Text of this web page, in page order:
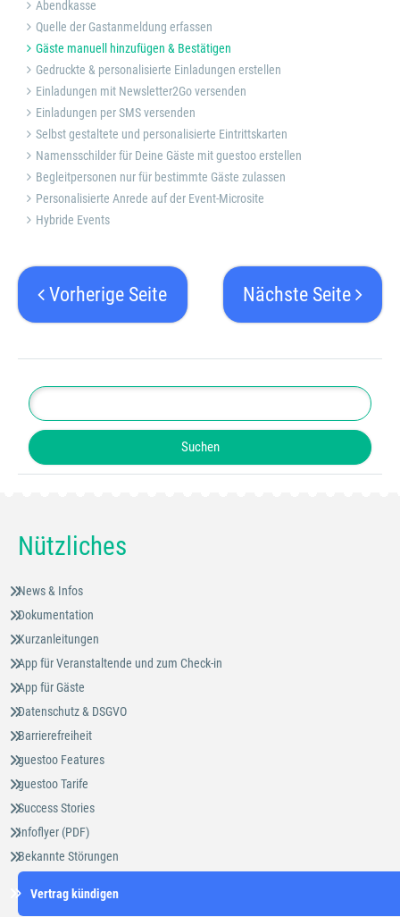
Abendkasse
Quelle der Gastanmeldung erfassen
Gäste manuell hinzufügen & Bestätigen
Gedruckte & personalisierte Einladungen erstellen
Einladungen mit Newsletter2Go versenden
Einladungen per SMS versenden
Selbst gestaltete und personalisierte Eintrittskarten
Namensschilder für Deine Gäste mit guestoo erstellen
Begleitpersonen nur für bestimmte Gäste zulassen
Personalisierte Anrede auf der Event-Microsite
Hybride Events
Vorherige Seite Nächste Seite
Nützliches
News & Infos
Dokumentation
Kurzanleitungen
App für Veranstaltende und zum Check-in
App für Gäste
Datenschutz & DSGVO
Barrierefreiheit
guestoo Features
guestoo Tarife
Success Stories
Infoflyer (PDF)
Bekannte Störungen
Vertrag kündigen